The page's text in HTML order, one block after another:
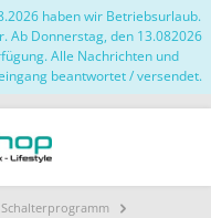
haben wir Betriebsurlaub.
Ab Donnerstag, den 13.082026
Alle Nachrichten und
beantwortet / versendet.
Schalterprogramm